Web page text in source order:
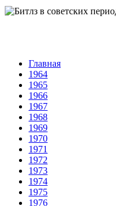
Главная
1964
1965
1966
1967
1968
1969
1970
1971
1972
1973
1974
1975
1976